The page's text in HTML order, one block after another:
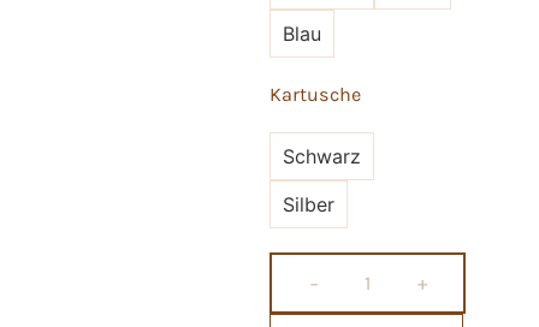
Blau
Kartusche
Schwarz
Silber
− +